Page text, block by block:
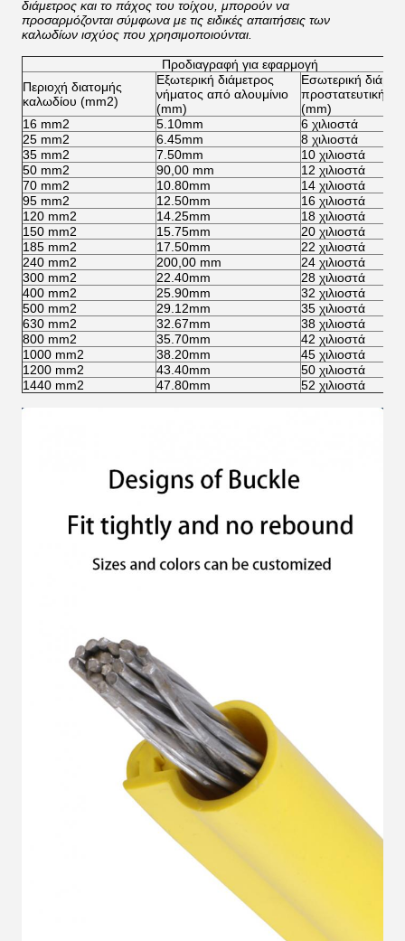
διάμετρος και το πάχος του τοίχου, μπορούν να
προσαρμόζονται σύμφωνα με τις ειδικές απαιτήσεις των
καλωδίων ισχύος που χρησιμοποιούνται.
Προδιαγραφή για εφαρμογή
Περιοχή διατομής
καλωδίου (mm2)
Εξωτερική διάμετρος
νήματος από αλουμίνιο
(mm)
Εσωτερική
προστατευτικής
(mm)
16 mm2
5.10mm
6 χιλιοστά
25 mm2
6.45mm
8 χιλιοστά
35 mm2
7.50mm
10 χιλιοστά
50 mm2
90,00 mm
12 χιλιοστά
70 mm2
10.80mm
14 χιλιοστά
95 mm2
12.50mm
16 χιλιοστά
120 mm2
14.25mm
18 χιλιοστά
150 mm2
15.75mm
20 χιλιοστά
185 mm2
17.50mm
22 χιλιοστά
240 mm2
200,00 mm
24 χιλιοστά
300 mm2
22.40mm
28 χιλιοστά
400 mm2
25.90mm
32 χιλιοστά
500 mm2
29.12mm
35 χιλιοστά
630 mm2
32.67mm
38 χιλιοστά
800 mm2
35.70mm
42 χιλιοστά
1000 mm2
38.20mm
45 χιλιοστά
1200 mm2
43.40mm
50 χιλιοστά
1440 mm2
47.80mm 52 χιλιοστά